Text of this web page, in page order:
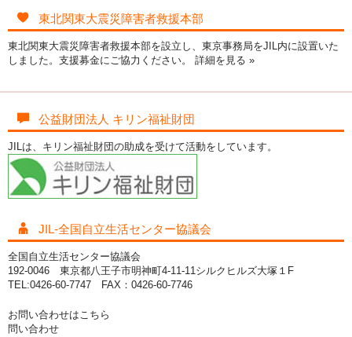
東北関東大震災障害者救援本部
東北関東大震災障害者救援本部を設立し、東京事務局をJIL内に設置いた
しました。支援募金にご協力ください。 詳細を見る »
公益財団法人 キリン福祉財団
JILは、キリン福祉財団の助成を受けて活動をしています。
JIL-全国自立生活センター協議会
全国自立生活センター協議会
192-0046 東京都八王子市明神町4-11-11シルクヒルズ大塚１F
TEL:0426-60-7747 FAX：0426-60-7746
お問い合わせはこちら
問い合わせ